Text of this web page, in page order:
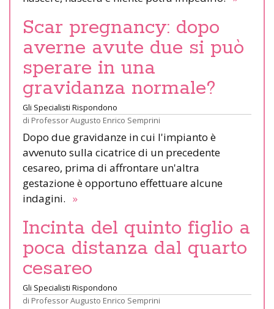
Scar pregnancy: dopo
averne avute due si può
sperare in una
gravidanza normale?
Gli Specialisti Rispondono
di Professor Augusto Enrico Semprini
Dopo due gravidanze in cui l'impianto è
avvenuto sulla cicatrice di un precedente
cesareo, prima di affrontare un'altra
gestazione è opportuno effettuare alcune
indagini. »
Incinta del quinto figlio a
poca distanza dal quarto
cesareo
Gli Specialisti Rispondono
di Professor Augusto Enrico Semprini